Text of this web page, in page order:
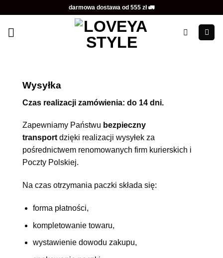
zawartości
darmowa dostawa od 555 zł 🚛
Wysyłka
Czas realizacji zamówienia: do 14 dni.
Zapewniamy Państwu bezpieczny
transport dzięki realizacji wysyłek za
pośrednictwem renomowanych firm kurierskich i
Poczty Polskiej.
Na czas otrzymania paczki składa się:
forma płatności,
kompletowanie towaru,
wystawienie dowodu zakupu,